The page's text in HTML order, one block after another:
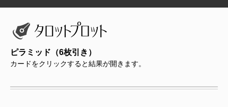
ピラミッド（6枚引き）
カードをクリックすると結果が開きます。